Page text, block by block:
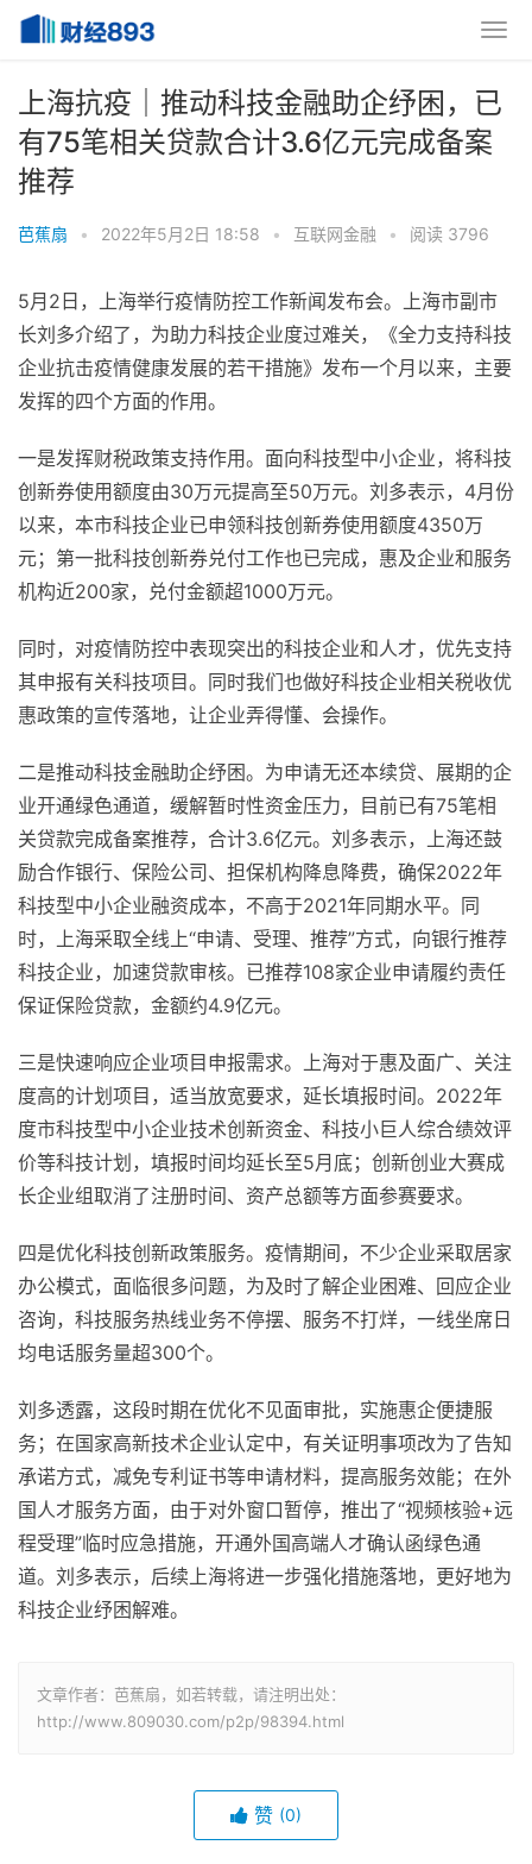
上海抗疫｜推动科技金融助企纾困，已
有75笔相关贷款合计3.6亿元完成备案
推荐
芭蕉扇 • 2022年5月2日 18:58 • 互联网金融 • 阅读 3796
5月2日，上海举行疫情防控工作新闻发布会。上海市副市
长刘多介绍了，为助力科技企业度过难关，《全力支持科技
企业抗击疫情健康发展的若干措施》发布一个月以来，主要
发挥的四个方面的作用。
一是发挥财税政策支持作用。面向科技型中小企业，将科技
创新券使用额度由30万元提高至50万元。刘多表示，4月份
以来，本市科技企业已申领科技创新券使用额度4350万
元；第一批科技创新券兑付工作也已完成，惠及企业和服务
机构近200家，兑付金额超1000万元。
同时，对疫情防控中表现突出的科技企业和人才，优先支持
其申报有关科技项目。同时我们也做好科技企业相关税收优
惠政策的宣传落地，让企业弄得懂、会操作。
二是推动科技金融助企纾困。为申请无还本续贷、展期的企
业开通绿色通道，缓解暂时性资金压力，目前已有75笔相
关贷款完成备案推荐，合计3.6亿元。刘多表示，上海还鼓
励合作银行、保险公司、担保机构降息降费，确保2022年
科技型中小企业融资成本，不高于2021年同期水平。同
时，上海采取全线上“申请、受理、推荐”方式，向银行推荐
科技企业，加速贷款审核。已推荐108家企业申请履约责任
保证保险贷款，金额约4.9亿元。
三是快速响应企业项目申报需求。上海对于惠及面广、关注
度高的计划项目，适当放宽要求，延长填报时间。2022年
度市科技型中小企业技术创新资金、科技小巨人综合绩效评
价等科技计划，填报时间均延长至5月底；创新创业大赛成
长企业组取消了注册时间、资产总额等方面参赛要求。
四是优化科技创新政策服务。疫情期间，不少企业采取居家
办公模式，面临很多问题，为及时了解企业困难、回应企业
咨询，科技服务热线业务不停摆、服务不打烊，一线坐席日
均电话服务量超300个。
刘多透露，这段时期在优化不见面审批，实施惠企便捷服
务；在国家高新技术企业认定中，有关证明事项改为了告知
承诺方式，减免专利证书等申请材料，提高服务效能；在外
国人才服务方面，由于对外窗口暂停，推出了“视频核验+远
程受理”临时应急措施，开通外国高端人才确认函绿色通
道。刘多表示，后续上海将进一步强化措施落地，更好地为
科技企业纾困解难。
文章作者：芭蕉扇，如若转载，请注明出处：
http://www.809030.com/p2p/98394.html
赞 (0)